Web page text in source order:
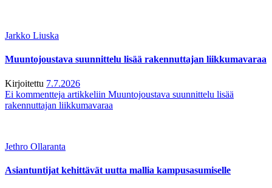
Jarkko Liuska
Muuntojoustava suunnittelu lisää rakennuttajan liikkumavaraa
Kirjoitettu 7.7.2026
Ei kommentteja artikkeliin Muuntojoustava suunnittelu lisää
rakennuttajan liikkumavaraa
Jethro Ollaranta
Asiantuntijat kehittävät uutta mallia kampusasumiselle